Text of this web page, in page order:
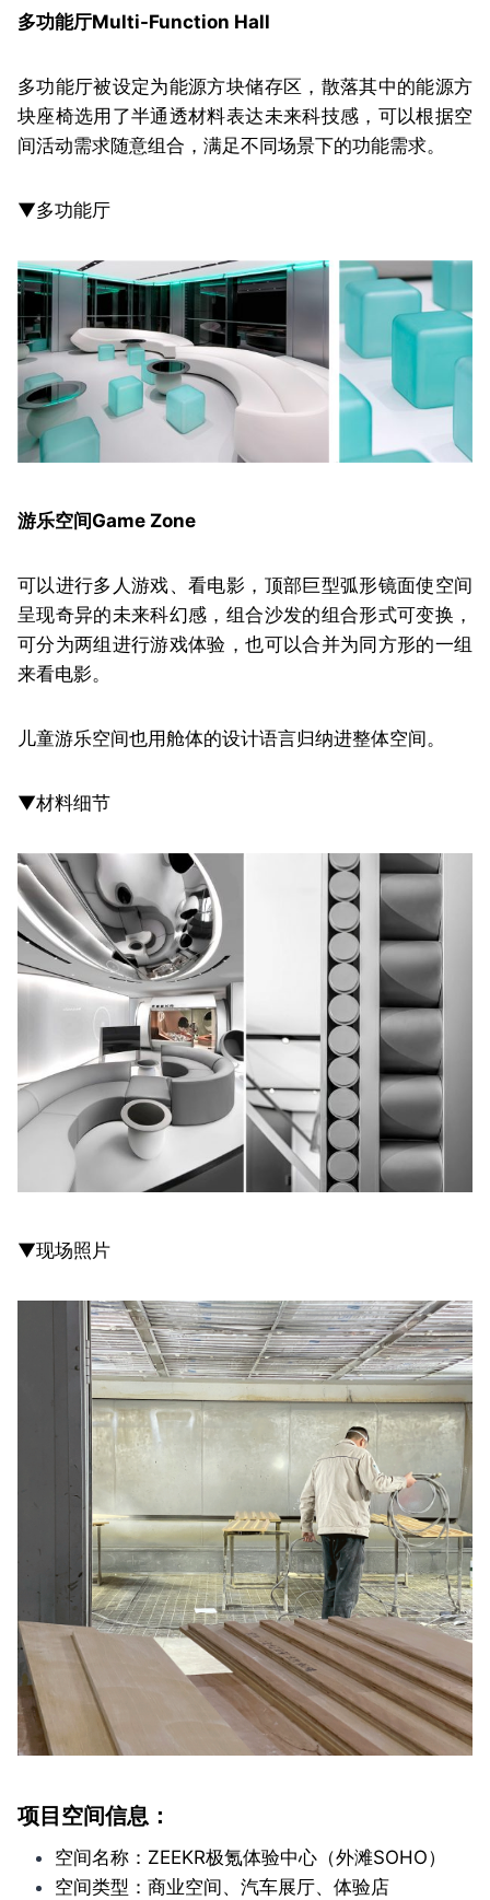
多功能厅Multi-Function Hall
多功能厅被设定为能源方块储存区，散落其中的能源方
块座椅选用了半通透材料表达未来科技感，可以根据空
间活动需求随意组合，满足不同场景下的功能需求。
▼多功能厅
游乐空间Game Zone
可以进行多人游戏、看电影，顶部巨型弧形镜面使空间
呈现奇异的未来科幻感，组合沙发的组合形式可变换，
可分为两组进行游戏体验，也可以合并为同方形的一组
来看电影。
儿童游乐空间也用舱体的设计语言归纳进整体空间。
▼材料细节
▼现场照片
项目空间信息：
空间名称：ZEEKR极氪体验中心（外滩SOHO）
空间类型：商业空间、汽车展厅、体验店